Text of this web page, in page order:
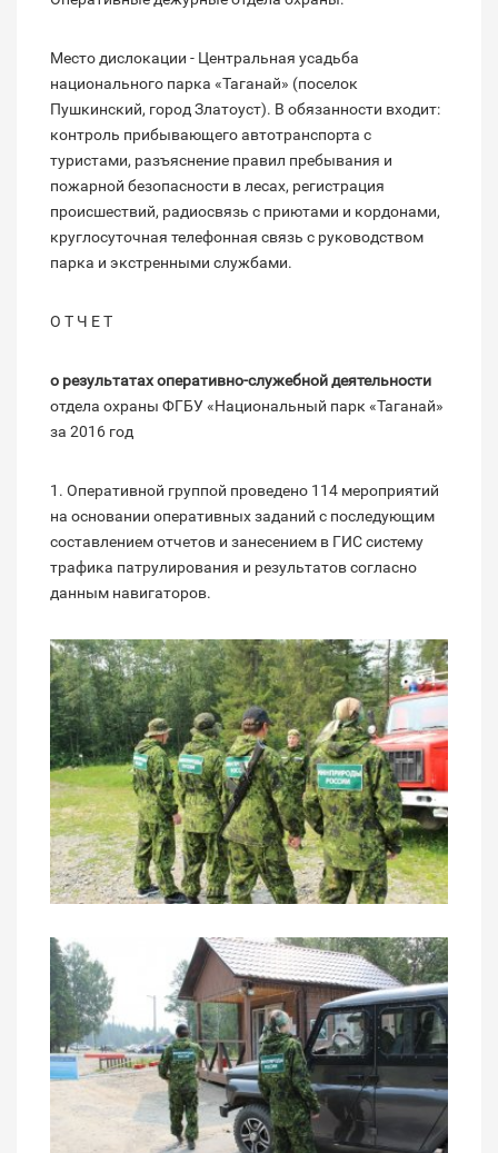
Место дислокации - Центральная усадьба
национального парка «Таганай» (поселок
Пушкинский, город Златоуст). В обязанности входит:
контроль прибывающего автотранспорта с
туристами, разъяснение правил пребывания и
пожарной безопасности в лесах, регистрация
происшествий, радиосвязь с приютами и кордонами,
круглосуточная телефонная связь с руководством
парка и экстренными службами.
О Т Ч Е Т
о результатах оперативно-служебной деятельности
отдела охраны ФГБУ «Национальный парк «Таганай»
за 2016 год
1. Оперативной группой проведено 114 мероприятий
на основании оперативных заданий с последующим
составлением отчетов и занесением в ГИС систему
трафика патрулирования и результатов согласно
данным навигаторов.